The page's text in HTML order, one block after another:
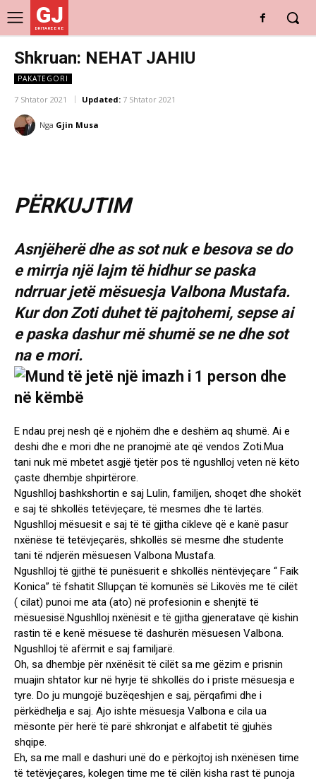
GJ
DRITARE E RE
Shkruan: NEHAT JAHIU
PAKATEGORI
7 Shtator 2021 Updated: 7 Shtator 2021
Nga Gjin Musa
PËRKUJTIM
Asnjëherë dhe as sot nuk e besova se do
e mirrja një lajm të hidhur se paska
ndrruar jetë mësuesja Valbona Mustafa.
Kur don Zoti duhet të pajtohemi, sepse ai
e paska dashur më shumë se ne dhe sot
na e mori.
E ndau prej nesh që e njohëm dhe e deshëm aq shumë. Ai e
deshi dhe e mori dhe ne pranojmë ate që vendos Zoti.Mua
tani nuk më mbetet asgjë tjetër pos të ngushlloj veten në këto
çaste dhembje shpirtërore.
Ngushlloj bashkshortin e saj Lulin, familjen, shoqet dhe shokët
e saj të shkollës tetëvjeçare, të mesmes dhe të lartës.
Ngushlloj mësuesit e saj të të gjitha cikleve që e kanë pasur
nxënëse të tetëvjeçarës, shkollës së mesme dhe studente
tani të ndjerën mësuesen Valbona Mustafa.
Ngushlloj të gjithë të punësuerit e shkollës nëntëvjeçare “ Faik
Konica” të fshatit Sllupçan të komunës së Likovës me të cilët
( cilat) punoi me ata (ato) në profesionin e shenjtë të
mësuesisë.Ngushlloj nxënësit e të gjitha gjeneratave që kishin
rastin të e kenë mësuese të dashurën mësuesen Valbona.
Ngushlloj të afërmit e saj familjarë.
Oh, sa dhembje për nxënësit të cilët sa me gëzim e prisnin
muajin shtator kur në hyrje të shkollës do i priste mësuesja e
tyre. Do ju mungojë buzëqeshjen e saj, përqafimi dhe i
përkëdhelja e saj. Ajo ishte mësuesja Valbona e cila ua
mësonte për herë të parë shkronjat e alfabetit të gjuhës
shqipe.
Eh, sa me mall e dashuri unë do e përkojtoj ish nxënësen time
të tetëvjeçares, kolegen time me të cilën kisha rast të punoja